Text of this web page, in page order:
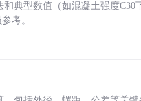
典型数值（如混凝土强度
考。